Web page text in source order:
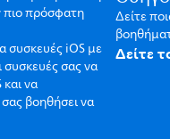
πιο πρόσφατη
συσκευές iOS με
συσκευές σας να
να
βοηθήσει να
Δείτε
Δείτε